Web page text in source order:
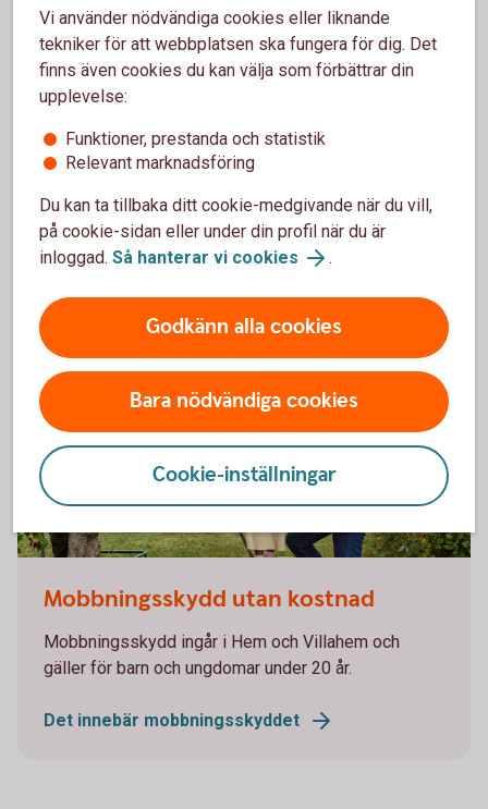
Vad täcker försäkringen?
Om olyckan skulle vara framme - vad täcks?
Vid olycka - vad täcker hemförsäkringen
Bra saker med hemförsäkringarna
Mobbningsskydd utan kostnad
Mobbningsskydd ingår i Hem och Villahem och
gäller för barn och ungdomar under 20 år.
Det innebär mobbningsskyddet
Vi använder nödvändiga cookies eller liknande
tekniker för att webbplatsen ska fungera för dig. Det
finns även cookies du kan välja som förbättrar din
upplevelse:
Funktioner, prestanda och statistik
Relevant marknadsföring
Du kan ta tillbaka ditt cookie-medgivande när du vill,
på cookie-sidan eller under din profil när du är
inloggad. Så hanterar vi cookies .
Godkänn alla cookies
Bara nödvändiga cookies
Cookie-inställningar